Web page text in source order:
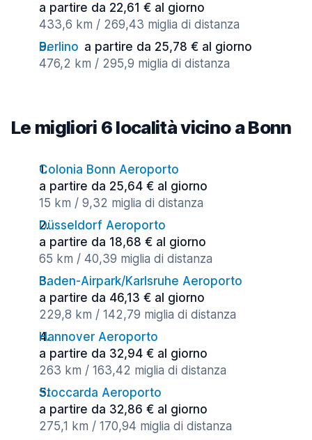
a partire da 22,61 € al giorno
433,6 km / 269,43 miglia di distanza
Berlino a partire da 25,78 € al giorno
476,2 km / 295,9 miglia di distanza
Le migliori 6 località vicino a Bonn
Colonia Bonn Aeroporto
a partire da 25,64 € al giorno
15 km / 9,32 miglia di distanza
Düsseldorf Aeroporto
a partire da 18,68 € al giorno
65 km / 40,39 miglia di distanza
Baden-Airpark/Karlsruhe Aeroporto
a partire da 46,13 € al giorno
229,8 km / 142,79 miglia di distanza
Hannover Aeroporto
a partire da 32,94 € al giorno
263 km / 163,42 miglia di distanza
Stoccarda Aeroporto
a partire da 32,86 € al giorno
275,1 km / 170,94 miglia di distanza